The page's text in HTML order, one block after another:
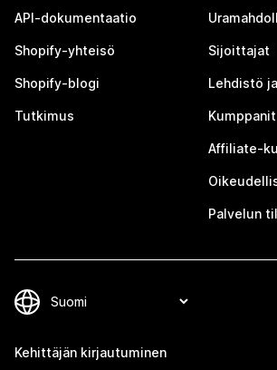
API-dokumentaatio
Shopify-yhteisö
Shopify-blogi
Tutkimus
Sijoittajat
Lehdistö
Kumppanit
Affiliate-
Palvelun
Kehittäjän kirjautuminen